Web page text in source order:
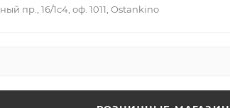
пр., 16/1с4, оф. 1011, Ostankino